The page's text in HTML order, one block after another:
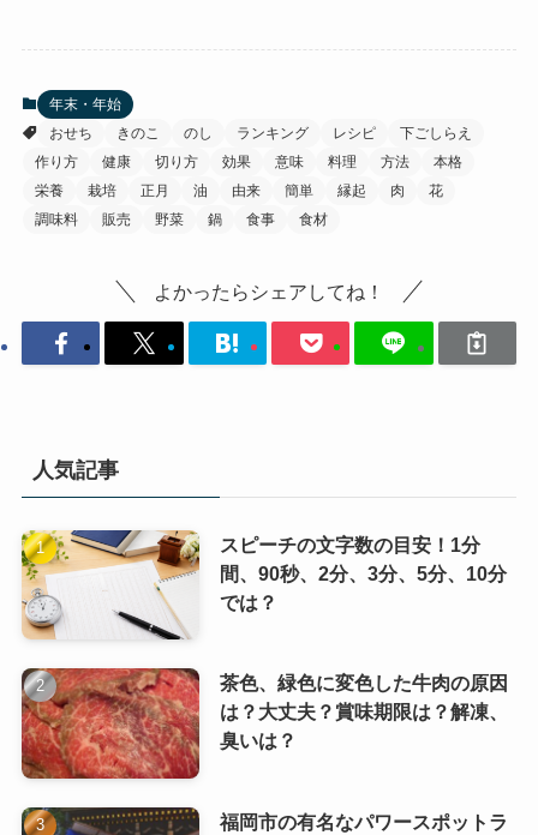
年末・年始
おせち
きのこ のし ランキング レシピ
下ごしらえ
作り方
健康 切り方 効果 意味 料理 方法
本格
栄養
栽培 正月 油 由来 簡単 縁起 肉
花
調味料
販売 野菜 鍋 食事 食材
よかったらシェアしてね！
人気記事
スピーチの文字数の目安！1分
間、90秒、2分、3分、5分、10分
では？
茶色、緑色に変色した牛肉の原因
は？大丈夫？賞味期限は？解凍、
臭いは？
福岡市の有名なパワースポットラ